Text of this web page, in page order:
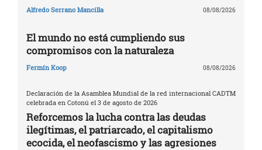
Alfredo Serrano Mancilla 08/08/2026
El mundo no está cumpliendo sus
compromisos con la naturaleza
Fermín Koop 08/08/2026
Declaración de la Asamblea Mundial de la red internacional CADTM
celebrada en Cotonú el 3 de agosto de 2026
Reforcemos la lucha contra las deudas
ilegítimas, el patriarcado, el capitalismo
ecocida, el neofascismo y las agresiones